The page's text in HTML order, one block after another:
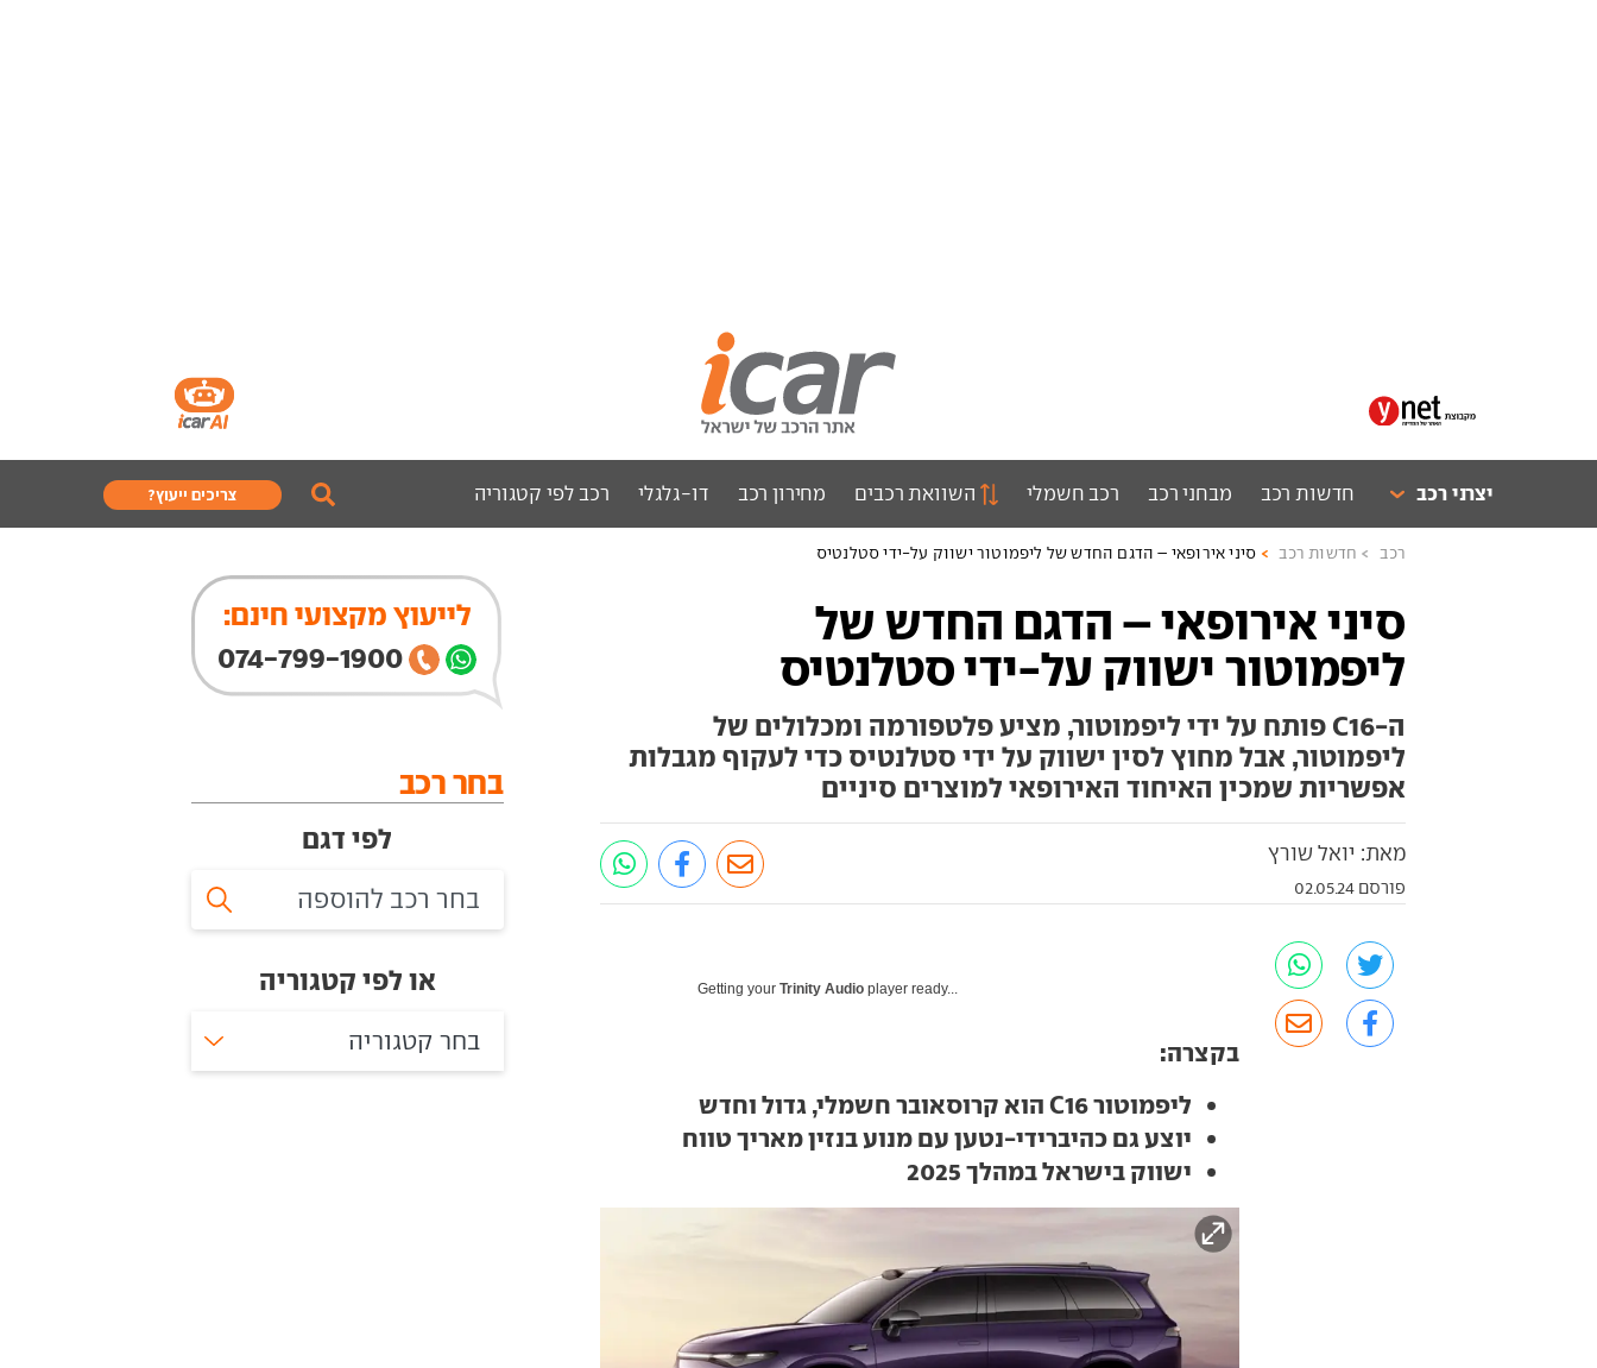
יצרני רכב חדשות רכב מבחני רכב רכב חשמלי השוואת רכבים מחירון רכב דו-גלגלי רכב לפי קטגוריה צריכים ייעוץ?
רכב חדשות רכב סיני אירופאי – הדגם החדש של ליפמוטור ישווק על-ידי סטלנטיס
סיני אירופאי – הדגם החדש של
ליפמוטור ישווק על-ידי סטלנטיס
ה-C16 פותח על ידי ליפמוטור, מציע פלטפורמה ומכלולים של
ליפמוטור, אבל מחוץ לסין ישווק על ידי סטלנטיס כדי לעקוף מגבלות
אפשריות שמכין האיחוד האירופאי למוצרים סיניים
מאת: יואל שורץ
פורסם 02.05.24
Getting yourTrinity Audio player ready...
בקצרה:
ליפמוטור C16 הוא קרוסאובר חשמלי, גדול וחדש
יוצע גם כהיברידי-נטען עם מנוע בנזין מאריך טווח
ישווק בישראל במהלך 2025
לייעוץ מקצועי חינם:
074-799-1900
בחר רכב
לפי דגם
או לפי קטגוריה
בחר קטגוריה